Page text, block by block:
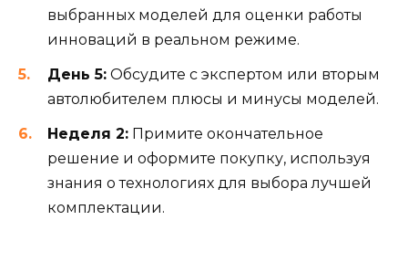
выбранных моделей для оценки работы
инноваций в реальном режиме.
День 5: Обсудите с экспертом или вторым
автолюбителем плюсы и минусы моделей.
Неделя 2: Примите окончательное
решение и оформите покупку, используя
знания о технологиях для выбора лучшей
комплектации.